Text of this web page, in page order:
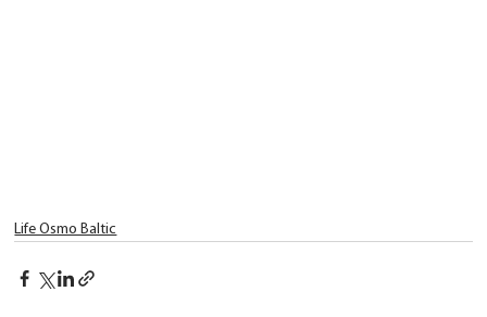
Life Osmo Baltic